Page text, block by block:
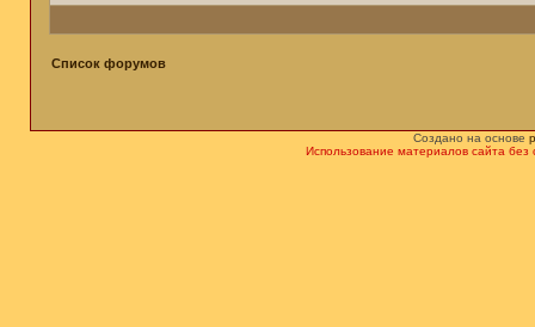
Список форумов
Создано на основе
Использование материалов сайта